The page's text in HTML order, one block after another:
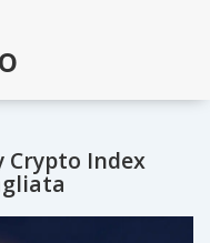
Crypto Index